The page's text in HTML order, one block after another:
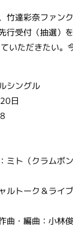
竹達彩奈ファン
行受付（抽選）
いただきたい。
シングル
日
ミト（クラムボン
ルトーク＆ライ
・編曲：小林